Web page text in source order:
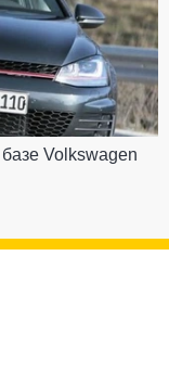
Volkswagen